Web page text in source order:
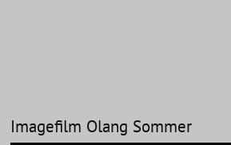
Imagefilm Olang Sommer